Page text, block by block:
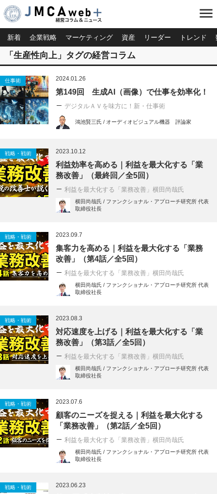
menu
新着 企業戦略 マーケティング 資産 リーダー トレンド
「生産性向上」タグの経営コラム
仕事術 2024.01.26
第149回 生成AI（画像）で仕事を効率化！
デジタルＡＶを味方に！新・仕事術
鴻池賢三氏 / オーディオビジュアル機器 評論家
戦略・戦術 2023.10.12
利益効率を高める｜利益を最大化する「業
務改善」（最終回／全5回）
利益を最大化する「業務改善」横田尚哉氏
横田尚哉氏 / ファンクショナル・アプローチ研究所 代表
取締役社長
戦略・戦術 2023.09.7
集客力を高める｜利益を最大化する「業務
改善」（第4話／全5回）
利益を最大化する「業務改善」横田尚哉氏
横田尚哉氏 / ファンクショナル・アプローチ研究所 代表
取締役社長
戦略・戦術 2023.08.3
対応速度を上げる｜利益を最大化する「業
務改善」（第3話／全5回）
利益を最大化する「業務改善」横田尚哉氏
横田尚哉氏 / ファンクショナル・アプローチ研究所 代表
取締役社長
戦略・戦術 2023.07.6
顧客のニーズを捉える｜利益を最大化する
「業務改善」（第2話／全5回）
利益を最大化する「業務改善」横田尚哉氏
横田尚哉氏 / ファンクショナル・アプローチ研究所 代表
取締役社長
戦略・戦術 2023.06.23